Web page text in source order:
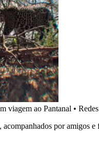
viagem ao Pantanal •
acompanhados por amigos e